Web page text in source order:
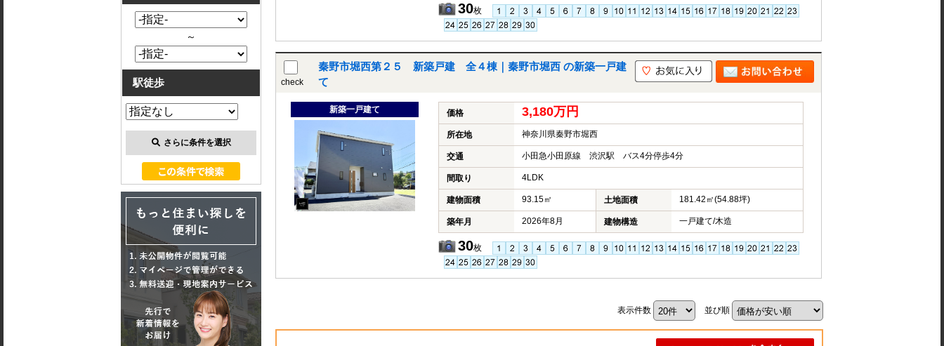
30枚
check
秦野市堀西第２５ 新築戸建 全４棟｜秦野市堀西 の新築一戸建
て
新築一戸建て 価格 3,180万円
所在地 神奈川県秦野市堀西
交通 小田急小田原線 渋沢駅 バス4分停歩4分
間取り 4LDK
建物面積 93.15㎡ 土地面積 181.42㎡(54.88坪)
築年月 2026年8月 建物構造 一戸建て/木造
30枚
表示件数 並び順
～
駅徒歩
さらに条件を選択